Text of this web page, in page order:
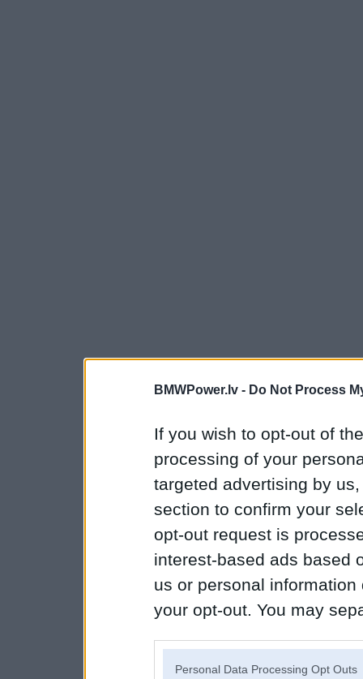
BMWPower.lv - Do Not Process
If you wish to opt-out of
processing of your
targeted advertising by
section to confirm your
opt-out request is
interest-based ads based
us or personal
your opt-out. You may
Personal Data Processing Opt Outs